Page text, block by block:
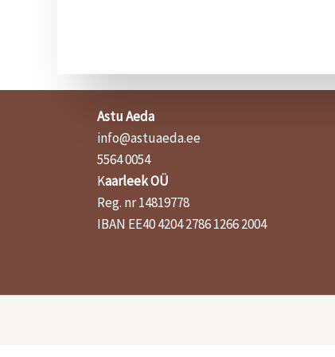
Astu Aeda
info@astuaeda.ee
5564 0054
Kaarleek OÜ
Reg. nr 14819778
IBAN EE40 4204 2786 1266 2004